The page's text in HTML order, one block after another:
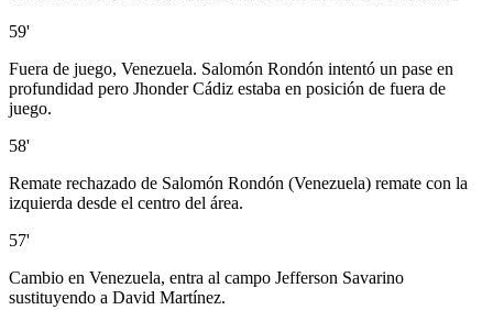
59'
Fuera de juego, Venezuela. Salomón Rondón intentó un pase en
profundidad pero Jhonder Cádiz estaba en posición de fuera de
juego.
58'
Remate rechazado de Salomón Rondón (Venezuela) remate con la
izquierda desde el centro del área.
57'
Cambio en Venezuela, entra al campo Jefferson Savarino
sustituyendo a David Martínez.